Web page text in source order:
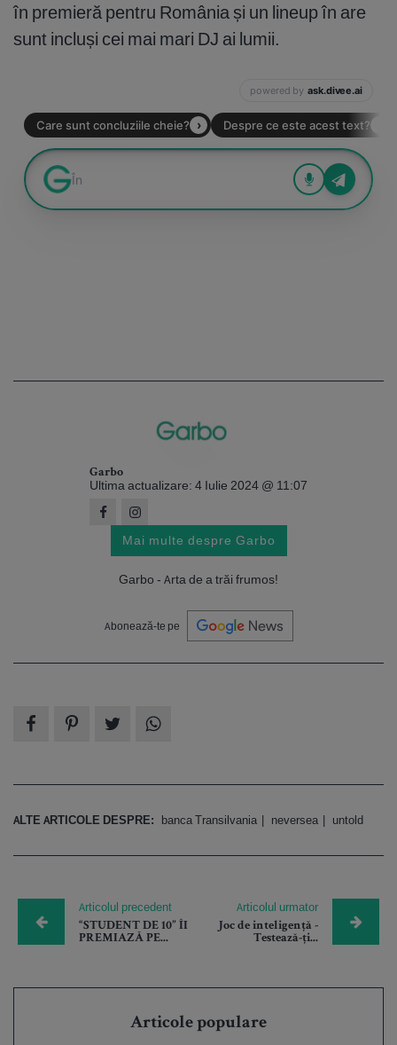
în premieră pentru România și un lineup în are
sunt incluși cei mai mari DJ ai lumii.
Garbo
Ultima actualizare: 4 Iulie 2024 @ 11:07
Mai multe despre Garbo
Garbo - Arta de a trăi frumos!
Abonează-te pe
ALTE ARTICOLE DESPRE: banca Transilvania neversea untold
Articolul precedent
“STUDENT DE 10” ÎI
PREMIAZĂ PE...
Articolul urmator
Joc de inteligență -
Testează-ți...
Articole populare